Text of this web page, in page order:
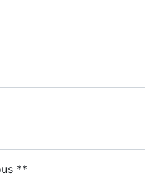
**